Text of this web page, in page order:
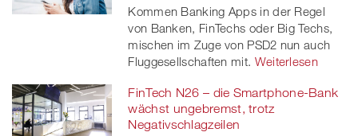
Kommen Banking Apps in der Regel
von Banken, FinTechs oder Big Techs,
mischen im Zuge von PSD2 nun auch
Fluggesellschaften mit. Weiterlesen
FinTech N26 – die Smartphone-Bank
wächst ungebremst, trotz
Negativschlagzeilen